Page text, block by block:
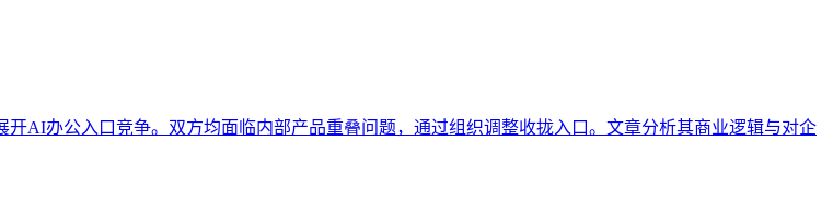
AI办公入口竞争。双方均面临内部产品重叠问题，通过组织调整收拢入口。文章分析其商业逻辑与对企